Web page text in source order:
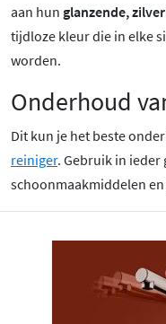
aan hun glanzende,
tijdloze kleur die in elke
worden.
Onderhoud
Dit kun je het beste
reiniger. Gebruik in ieder
schoonmaakmiddelen